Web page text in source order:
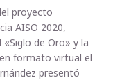
proyecto
AISO 2020,
de Oro» y la
formato virtual el
presentó